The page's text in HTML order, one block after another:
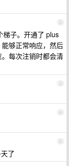
2
梯子。开通了 plus
够正常响应，然后
每次注销时都会清
3
4
5
了